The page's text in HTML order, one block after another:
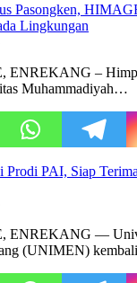
Pasongken,
Lingkungan
ENREKANG –
Muhammadiyah…
PAI, Siap
ENREKANG —
(UNIMEN)